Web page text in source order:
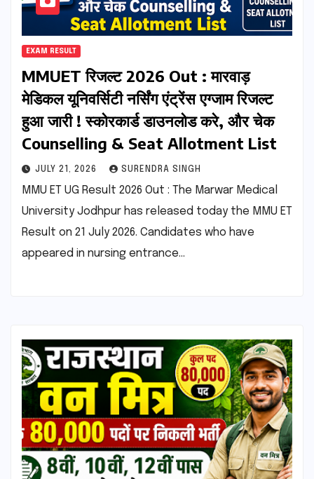
EXAM RESULT
MMUET रिजल्ट 2026 Out : मारवाड़
मेडिकल यूनिवर्सिटी नर्सिंग एंट्रेंस एग्जाम रिजल्ट
हुआ जारी ! स्कोरकार्ड डाउनलोड करे, और चेक
Counselling & Seat Allotment List
JULY 21, 2026 SURENDRA SINGH
MMU ET UG Result 2026 Out : The Marwar Medical
University Jodhpur has released today the MMU ET
Result on 21 July 2026. Candidates who have
appeared in nursing entrance…